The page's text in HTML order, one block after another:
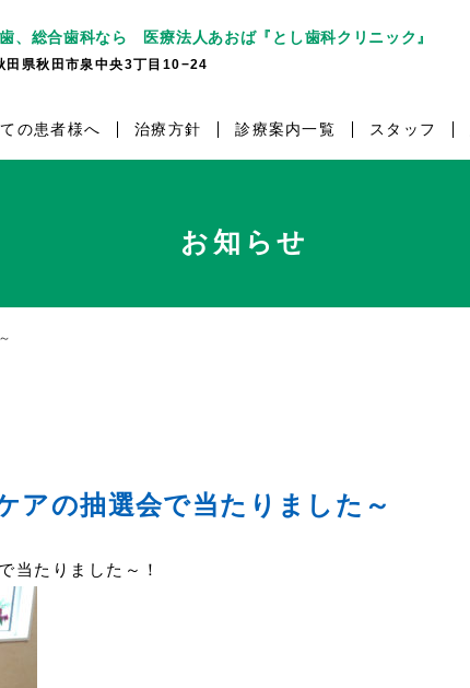
、総合歯科なら 医療法人あおば『とし歯科クリニック』
県秋田市泉中央3丁目10−24
の患者様へ 治療方針 診療案内一覧 スタッフ
お知らせ
アの抽選会で当たりました～
当たりました～！